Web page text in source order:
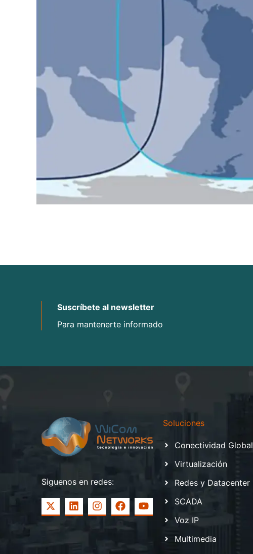
Suscríbete al newsletter
Para mantenerte informado
Siguenos en redes:
Soluciones
Conectividad Global
Virtualización
Redes y Datacenter
SCADA
Voz IP
Multimedia